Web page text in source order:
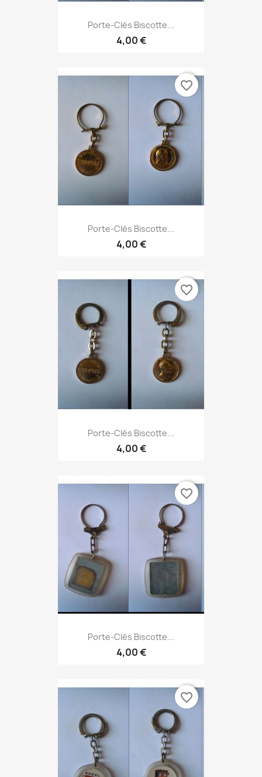
Porte-Clés Biscotte...
4,00 €
Porte-Clés Biscotte...
4,00 €
favorite_border
Porte-Clés Biscotte...
4,00 €
favorite_border
Porte-Clés Biscotte...
4,00 €
favorite_border
favorite_border